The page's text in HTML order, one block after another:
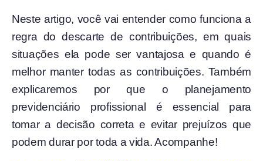
Neste artigo, você vai entender como funciona a
regra do descarte de contribuições, em quais
situações ela pode ser vantajosa e quando é
melhor manter todas as contribuições. Também
explicaremos por que o planejamento
previdenciário profissional é essencial para
tomar a decisão correta e evitar prejuízos que
podem durar por toda a vida. Acompanhe!